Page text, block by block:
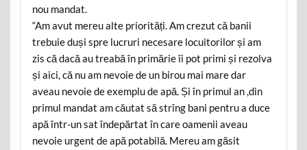
nou mandat.
“Am avut mereu alte priorități. Am crezut că banii
trebuie duși spre lucruri necesare locuitorilor și am
zis că dacă au treabă în primărie îi pot primi și rezolva
și aici, că nu am nevoie de un birou mai mare dar
aveau nevoie de exemplu de apă. Și în primul an ,din
primul mandat am căutat să strîng bani pentru a duce
apă într-un sat îndepărtat în care oamenii aveau
nevoie urgent de apă potabilă. Mereu am găsit